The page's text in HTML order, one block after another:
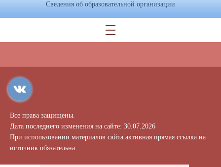
Сведения об образовательной организации
Все права защищены.
Дата последнего изменения на сайте: 30.07.2026
При использовании материалов сайта активная прямая ссылка на
источник обязательна